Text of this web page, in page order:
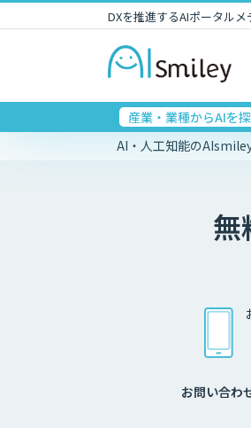
DXを推進するAIポータル
産業・業種からAIを
AI・人工知能の
無
お問い合わ